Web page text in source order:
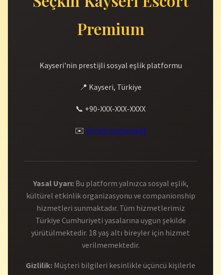
Premium
Kayseri'nin prestijli sosyal eşlik platformu
📍 Kayseri, Türkiye
📞 +90-XXX-XXX-XXXX
✉️ [email protected]
Yasal Uyarı:Bu platform yalnızca sosyal eşlik,
kültürel etkinlik organizasyonu ve companionship
hizmetleri sunmaktadır. Tüm hizmetlerimiz
Türkiye Cumhuriyeti yasalarına uygun şekilde
yürütülmektedir. 18 yaş altı bireyler için hizmet
verilmemektedir.
Gizlilik: Müşteri bilgileri kesinlikle üçüncü kişilerle